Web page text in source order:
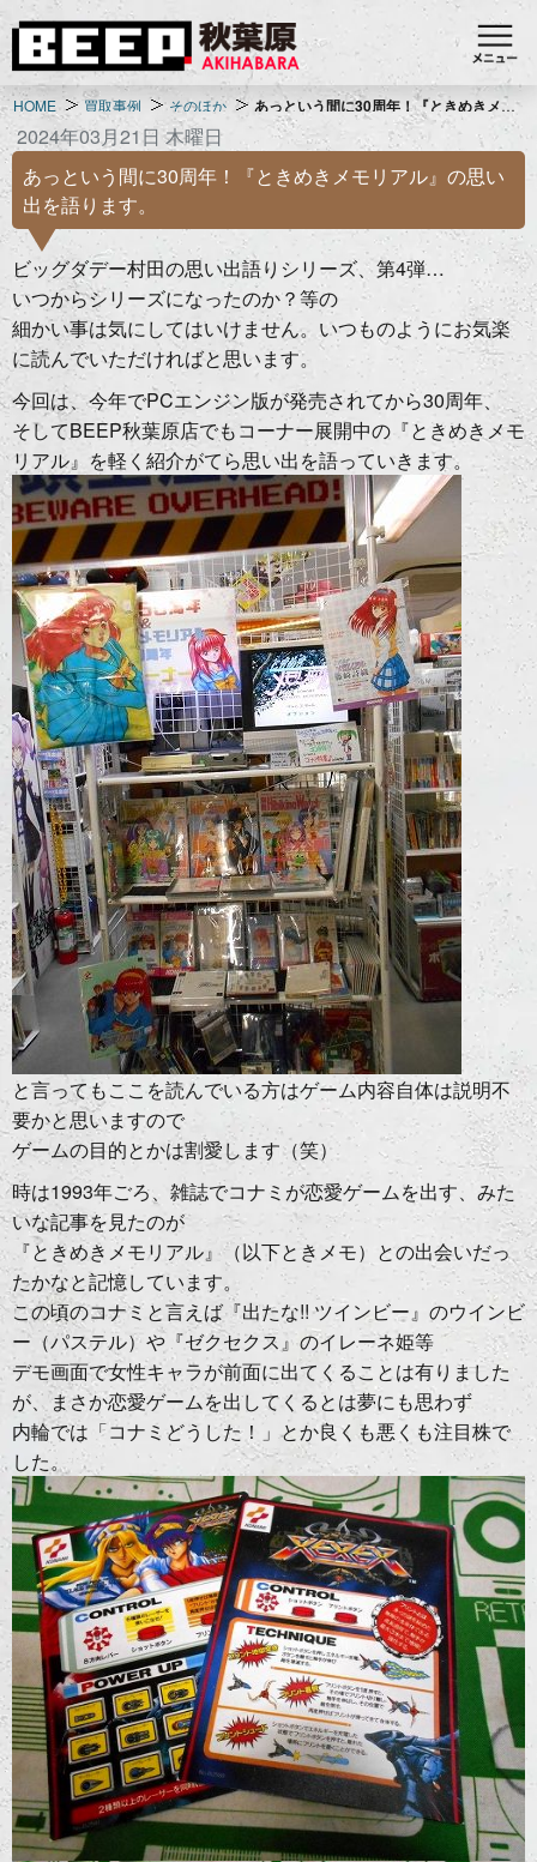
HOME 買取事例 そのほか あっという間に30周年！『ときめきメモリアル』の思い出を語ります。
2024年03月21日 木曜日
あっという間に30周年！『ときめきメモリアル』の思い
出を語ります。
ビッグダデー村田の思い出語りシリーズ、第4弾…
いつからシリーズになったのか？等の
細かい事は気にしてはいけません。いつものようにお気楽
に読んでいただければと思います。
今回は、今年でPCエンジン版が発売されてから30周年、
そしてBEEP秋葉原店でもコーナー展開中の『ときめきメモ
リアル』を軽く紹介がてら思い出を語っていきます。
と言ってもここを読んでいる方はゲーム内容自体は説明不
要かと思いますので
ゲームの目的とかは割愛します（笑）
時は1993年ごろ、雑誌でコナミが恋愛ゲームを出す、みた
いな記事を見たのが
『ときめきメモリアル』（以下ときメモ）との出会いだっ
たかなと記憶しています。
この頃のコナミと言えば『出たな!! ツインビー』のウインビ
ー（パステル）や『ゼクセクス』のイレーネ姫等
デモ画面で女性キャラが前面に出てくることは有りました
が、まさか恋愛ゲームを出してくるとは夢にも思わず
内輪では「コナミどうした！」とか良くも悪くも注目株で
した。